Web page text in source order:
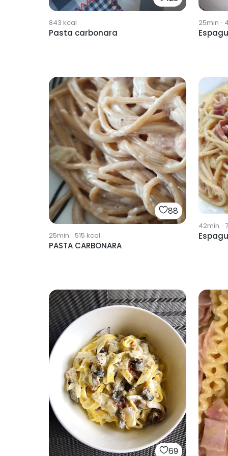
843 kcal
Pasta carbonara
25min ·
88
25min · 515 kcal
PASTA CARBONARA
42min ·
69